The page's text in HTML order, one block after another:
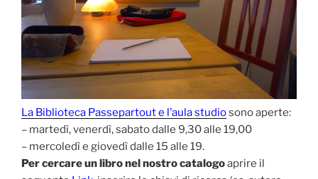
La Biblioteca Passepartout e l’aula studiosono aperte:
– martedì, venerdì, sabato dalle 9,30 alle 19,00
– mercoledì e giovedì dalle 15 alle 19.
Per cercare un libro nel nostro catalogoaprire il